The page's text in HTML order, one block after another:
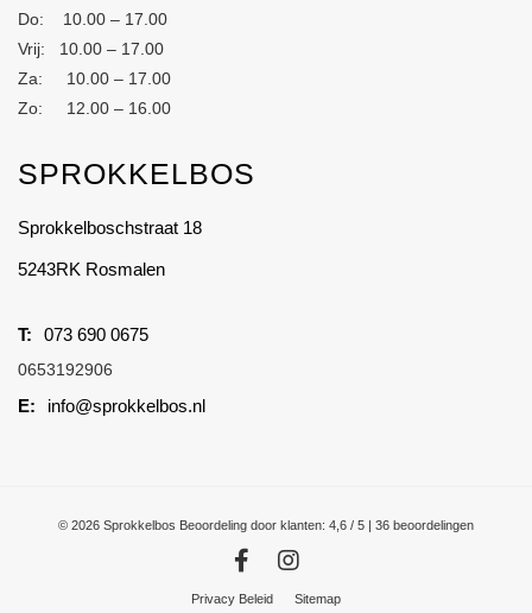
Do: 10.00 – 17.00
Vrij: 10.00 – 17.00
Za: 10.00 – 17.00
Zo: 12.00 – 16.00
SPROKKELBOS
Sprokkelboschstraat 18
5243RK Rosmalen
073 690 0675
0653192906
info@sprokkelbos.nl
© 2026 Sprokkelbos Beoordeling door klanten: 4,6 / 5 | 36 beoordelingen
Privacy Beleid Sitemap